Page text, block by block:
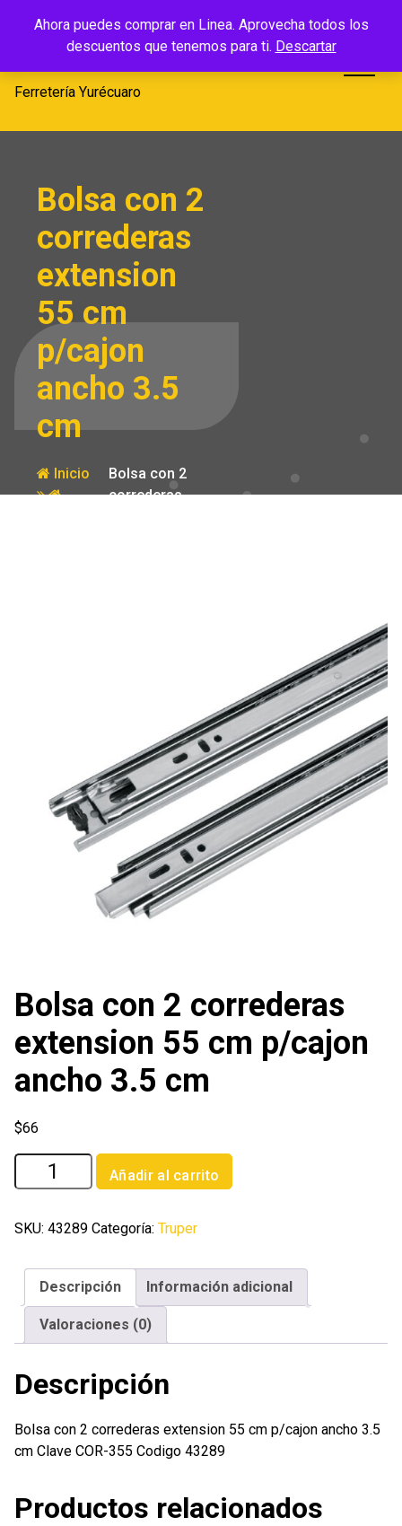
Ahora puedes comprar en Linea. Aprovecha todos los
descuentos que tenemos para ti. Descartar
Ferretería
Yurécuaro
Ferretería Yurécuaro
Bolsa con 2
correderas
extension
55 cm
p/cajon
ancho 3.5
cm
Inicio
Bolsa con 2
correderas
Bolsa con 2 correderas
extension 55 cm p/cajon
ancho 3.5 cm
$66
Bolsa
con
correderas
55
p/cajon
ancho
cm
cantidad
Añadir al carrito
SKU: 43289 Categoría: Truper
Descripción Información adicional
Valoraciones (0)
Descripción
Bolsa con 2 correderas extension 55 cm p/cajon ancho 3.5
cm Clave COR-355 Codigo 43289
Productos relacionados